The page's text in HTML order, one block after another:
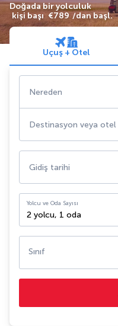
Doğada bir yolculuk
kişi başı €789 /dan başl.
Uçuş + Otel
Nereden
Destinasyon veya otel
Gidiş tarihi
Yolcu ve Oda Sayısı
2 yolcu, 1 oda
Sınıf